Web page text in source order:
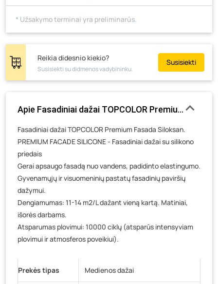
Skuodo g. 41, Mažeikiai- 7 vienetai
Žemaičių g. 2, Raseiniai
Pramonės g. 6E, Šilutė- 6 vienetai
Gedimino g. 54, Tauragė- 2 vienetai
Veteranų g. 11, Visaginas - 4 vienetai
Baravykų g. 1, Druskininkai- 0 vienetų
Vilniaus g. 89D, Ukmergė- 0 vienetų
Šaltupės g. 64, Zarasai- 0 vienetų
* Užsakymo terminai yra preliminarūs.
Reikia didesnio kiekio?
Susisiekti su didmenos vadybininku.
Susisiekti
Apie Fasadiniai dažai TOPCOLOR Premium
Fasadiniai dažai TOPCOLOR Premium Fasada Siloksan.
PREMIUM FACADE SILICONE - Fasadiniai dažai su silikono
priedais
Gerai apsaugo fasadą nuo vandens, padidinto elastingumo.
Gyvenamųjų ir visuomeninių pastatų fasadinių paviršių
dažymui.
Dengiamumas: 11-14 m2/L dažant vieną kartą. Matiniai,
išorės darbams.
Atsparumas plovimui: 10000 ciklų (atsparūs intensyviam
plovimui ir atmosferos poveikiui).
Prekės tipas Medienos dažai